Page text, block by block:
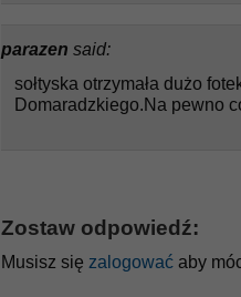
parazen said:
sołtyska otrzymała dużo
Domaradzkiego.Na pewno
Zostaw odpowiedź:
Musisz się zalogować aby